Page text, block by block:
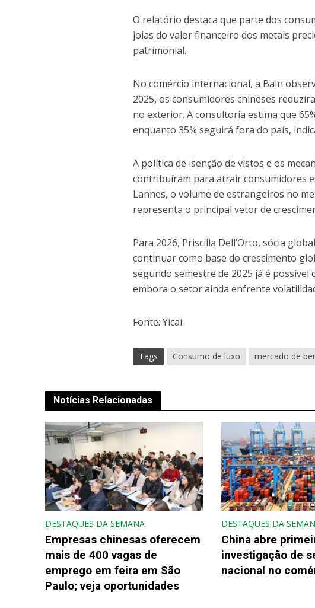
O relatório destaca que parte dos
joias do valor financeiro dos metais
patrimonial.
No comércio internacional, a Bain
2025, os consumidores chineses
no exterior. A consultoria estima que
enquanto 35% seguirá fora do país,
A política de isenção de vistos e os
contribuíram para atrair consumidores
Lannes, o volume de estrangeiros no
representa o principal vetor de
Para 2026, Priscilla Dell’Orto, sócia
continuar como base do crescimento
segundo semestre de 2025 já é
embora o setor ainda enfrente
Fonte: Yicai
Tags Consumo de luxo mercado de
Notícias Relacionadas
DESTAQUES DA SEMANA
Empresas chinesas oferecem
mais de 400 vagas de
emprego em feira em São
Paulo; veja oportunidades
DESTAQUES DA
China abre
investigação de
nacional no